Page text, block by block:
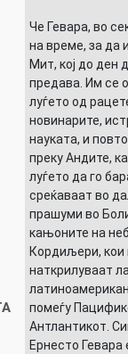
Че Гевара, во
на време, за да
Мит, кој до ден
предава. Им се
луѓето од
новинарите,
науката, и
преку Андите,
луѓето да го
среќаваат во
прашуми во
кањоните на
Кордиљери, кои
наткрилуваат
помеѓу
Антлантикот.
Ернесто Гевара